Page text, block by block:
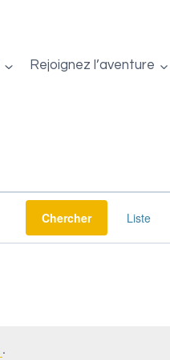
Rejoignez l’aventure
.
Chercher Liste